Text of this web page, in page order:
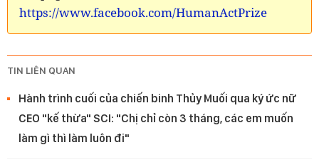
https://www.facebook.com/HumanActPrize
TIN LIÊN QUAN
Hành trình cuối của chiến binh Thủy Muối qua ký ức nữ
CEO "kế thừa" SCI: "Chị chỉ còn 3 tháng, các em muốn
làm gì thì làm luôn đi"